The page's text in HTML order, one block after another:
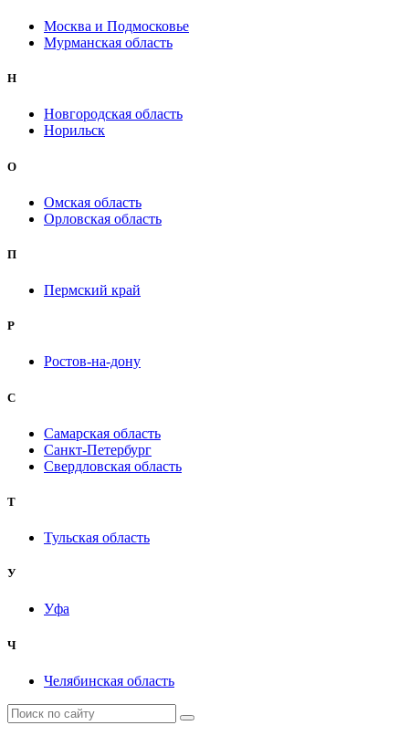
Москва и Подмосковье
Мурманская область
Н
Новгородская область
Норильск
О
Омская область
Орловская область
П
Пермский край
Р
Ростов-на-дону
С
Самарская область
Санкт-Петербург
Свердловская область
Т
Тульская область
У
Уфа
Ч
Челябинская область